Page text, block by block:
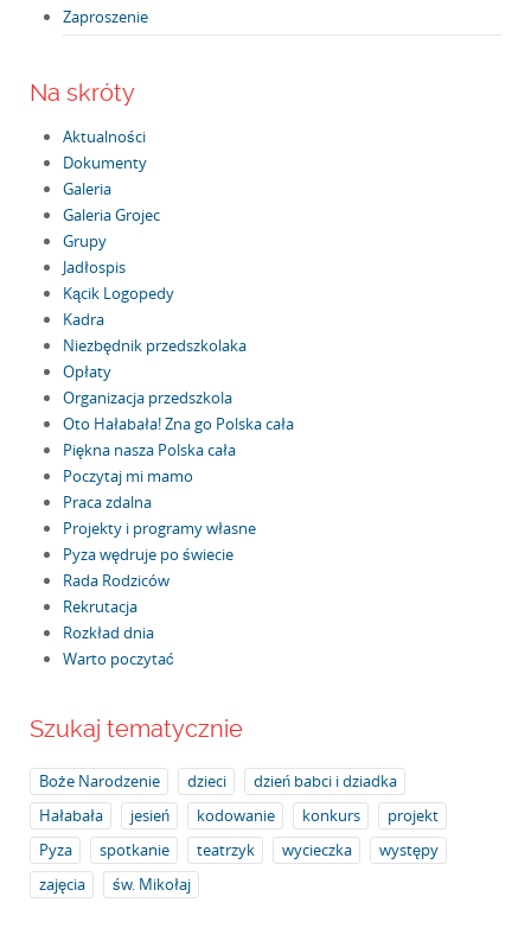
Zaproszenie
Na skróty
Aktualności
Dokumenty
Galeria
Galeria Grojec
Grupy
Jadłospis
Kącik Logopedy
Kadra
Niezbędnik przedszkolaka
Opłaty
Organizacja przedszkola
Oto Hałabała! Zna go Polska cała
Piękna nasza Polska cała
Poczytaj mi mamo
Praca zdalna
Projekty i programy własne
Pyza wędruje po świecie
Rada Rodziców
Rekrutacja
Rozkład dnia
Warto poczytać
Szukaj tematycznie
Boże Narodzenie dzieci
dzień babci i dziadka
Hałabała
jesień kodowanie konkurs
projekt
Pyza
spotkanie teatrzyk wycieczka
występy
zajęcia
św. Mikołaj